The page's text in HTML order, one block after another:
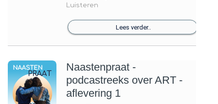
Luisteren
Lees verder..
Naastenpraat -
podcastreeks over ART -
aflevering 1